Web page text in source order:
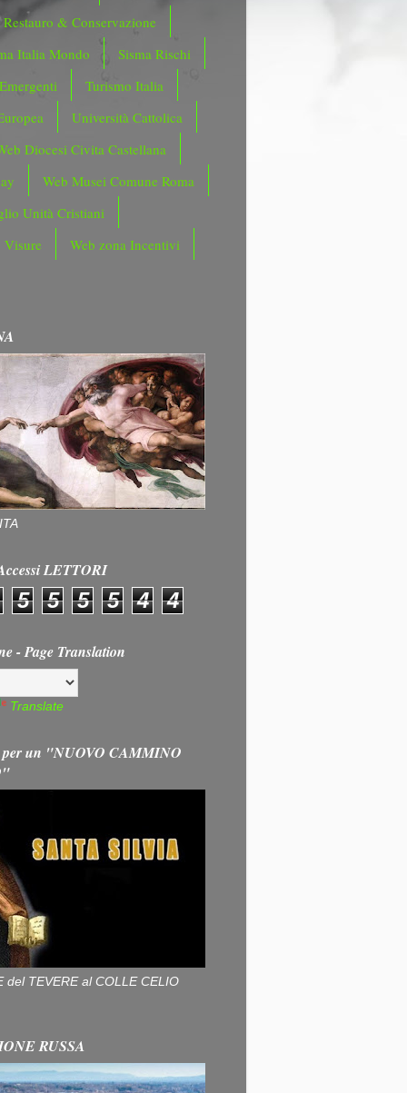
Restauro & Conservazione
Italia Mondo
Sisma Rischi
Turismo Italia
Università Cattolica
Diocesi Civita Castellana
Web Musei Comune Roma
Unità Cristiani
Visure
Web zona Incentivi
LETTORI
5 5 5 5 4 4
- Page Translation
Translate
per un "NUOVO CAMMINO
del TEVERE al COLLE CELIO
RUSSA